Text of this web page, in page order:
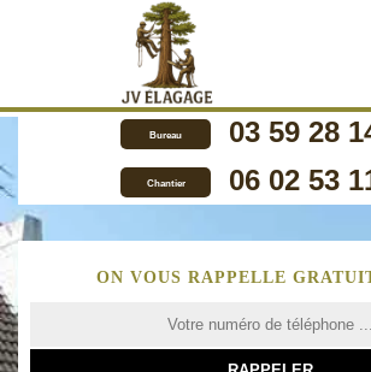
Bureau 03 59 28
Chantier 06 02 53
ON VOUS RAPPELLE